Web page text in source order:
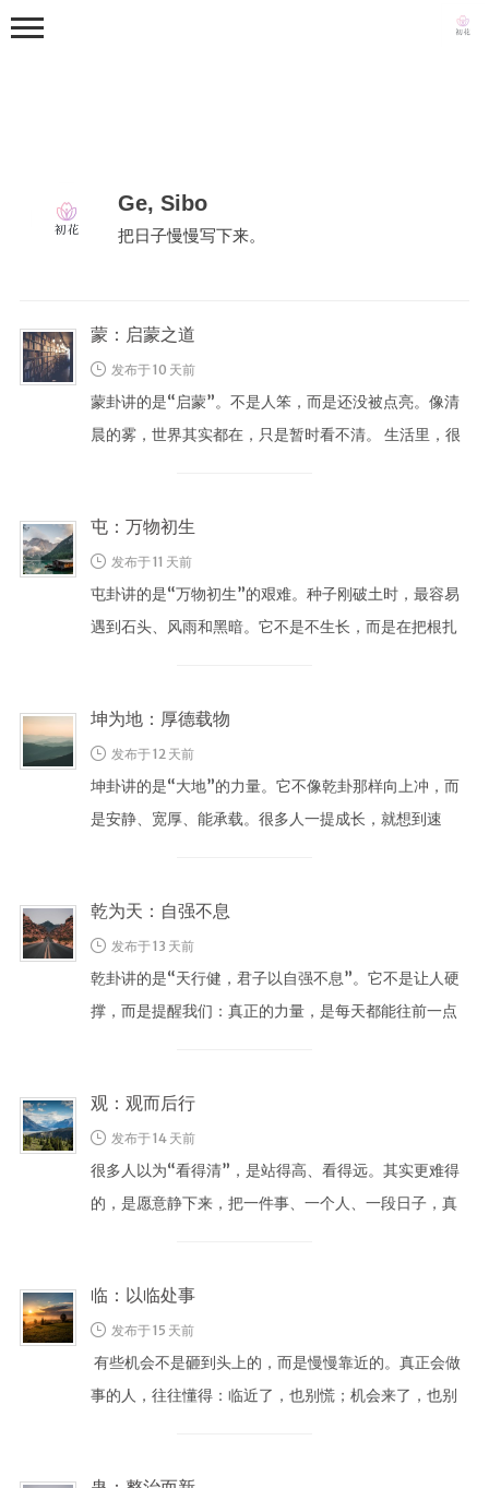
Ge, Sibo
把日子慢慢写下来。
蒙：启蒙之道
发布于 10 天前
蒙卦讲的是“启蒙”。不是人笨，而是还没被点亮。像清
晨的雾，世界其实都在，只是暂时看不清。 生活里，很
屯：万物初生
发布于 11 天前
屯卦讲的是“万物初生”的艰难。种子刚破土时，最容易
遇到石头、风雨和黑暗。它不是不生长，而是在把根扎
坤为地：厚德载物
发布于 12 天前
坤卦讲的是“大地”的力量。它不像乾卦那样向上冲，而
是安静、宽厚、能承载。很多人一提成长，就想到速
乾为天：自强不息
发布于 13 天前
乾卦讲的是“天行健，君子以自强不息”。它不是让人硬
撑，而是提醒我们：真正的力量，是每天都能往前一点
观：观而后行
发布于 14 天前
很多人以为“看得清”，是站得高、看得远。其实更难得
的，是愿意静下来，把一件事、一个人、一段日子，真
临：以临处事
发布于 15 天前
有些机会不是砸到头上的，而是慢慢靠近的。真正会做
事的人，往往懂得：临近了，也别慌；机会来了，也别
从零到一
日常
生活随笔
关于